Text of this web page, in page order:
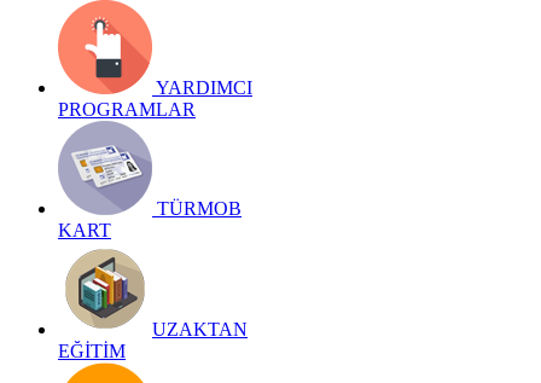
YARDIMCI
PROGRAMLAR
TÜRMOB
KART
UZAKTAN
EĞİTİM